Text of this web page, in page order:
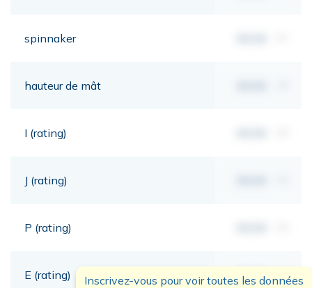
spinnaker
hauteur de mât
I (rating)
J (rating)
P (rating)
E (rating) 00,00
Inscrivez-vous pour voir toutes les données